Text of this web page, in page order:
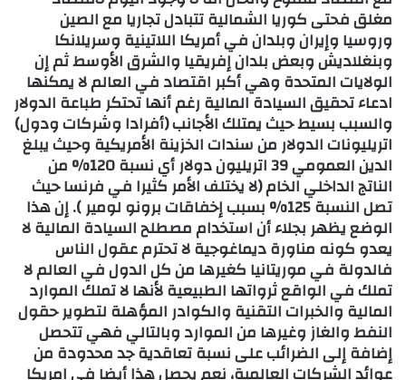
مغلق فحتى كوريا الشمالية تتبادل تجاريا مع الصين
وروسيا وإيران وبلدان في أمريكا اللاتينية وسريلانكا
وبنغلاديش وبعض بلدان إفريقيا والشرق الأوسط ثم إن
الولايات المتحدة وهي أكبر اقتصاد في العالم لا يمكنها
ادعاء تحقيق السيادة المالية رغم أنها تحتكر طباعة الدولار
والسبب بسيط حيث يمتلك الأجانب (أفرادا وشركات ودول)
اتريليونات الدولار من سندات الخزينة الأمريكية وحيث يبلغ
الدين العمومي 39 اتريليون دولار أي نسبة 120% من
الناتج الداخلي الخام (لا يختلف الأمر كثيرا في فرنسا حيث
تصل النسبة 125% بسبب إخفاقات برونو لومير ). إن هذا
الوضع يظهر بجلاء أن استخدام مصطلح السيادة المالية لا
يعدو كونه مناورة ديماغوجية لا تحترم عقول الناس
فالدولة في موريتانيا كغيرها من كل الدول في العالم لا
تملك في الواقع ثرواتها الطبيعية لأنها لا تملك الموارد
المالية والخبرات التقنية والكوادر المؤهلة لتطوير حقول
النفط والغاز وغيرها من الموارد وبالتالي فهي تتحصل
إضافة إلى الضرائب على نسبة تعاقدية جد محدودة من
عوائد الشركات العالمية، نعم يحصل هذا أيضا في امريكا